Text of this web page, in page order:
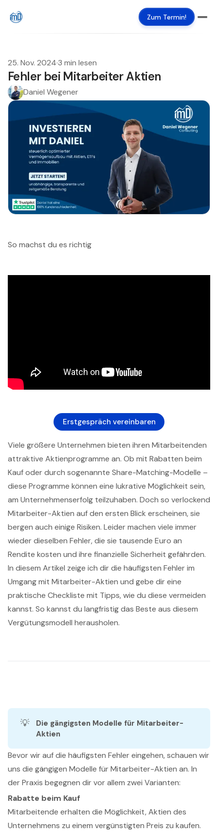
Zum Termin!
25. Nov. 2024·3 min lesen
Fehler bei Mitarbeiter Aktien
Daniel Wegener
So machst du es richtig
Erstgespräch vereinbaren
Viele größere Unternehmen bieten ihren Mitarbeitenden
attraktive Aktienprogramme an. Ob mit Rabatten beim
Kauf oder durch sogenannte Share-Matching-Modelle –
diese Programme können eine lukrative Möglichkeit sein,
am Unternehmenserfolg teilzuhaben. Doch so verlockend
Mitarbeiter-Aktien auf den ersten Blick erscheinen, sie
bergen auch einige Risiken. Leider machen viele immer
wieder dieselben Fehler, die sie tausende Euro an
Rendite kosten und ihre finanzielle Sicherheit gefährden.
In diesem Artikel zeige ich dir die häufigsten Fehler im
Umgang mit Mitarbeiter-Aktien und gebe dir eine
praktische Checkliste mit Tipps, wie du diese vermeiden
kannst. So kannst du langfristig das Beste aus diesem
Vergütungsmodell herausholen.
💡
Die gängigsten Modelle für Mitarbeiter-
Aktien
Bevor wir auf die häufigsten Fehler eingehen, schauen wir
uns die gängigen Modelle für Mitarbeiter-Aktien an. In
der Praxis begegnen dir vor allem zwei Varianten:
Rabatte beim Kauf
Mitarbeitende erhalten die Möglichkeit, Aktien des
Unternehmens zu einem vergünstigten Preis zu kaufen.